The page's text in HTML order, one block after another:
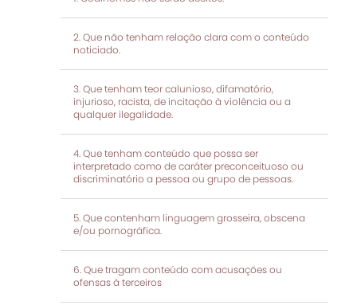
Que não tenham relação clara com o conteúdo
noticiado.
Que tenham teor calunioso, difamatório,
injurioso, racista, de incitação à violência ou a
qualquer ilegalidade.
Que tenham conteúdo que possa ser
interpretado como de caráter preconceituoso ou
discriminatório a pessoa ou grupo de pessoas.
Que contenham linguagem grosseira, obscena
e/ou pornográfica.
Que tragam conteúdo com acusações ou
ofensas à terceiros